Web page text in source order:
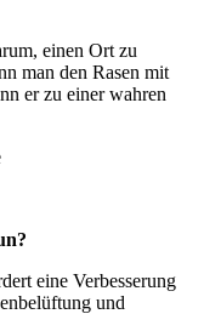
einen Ort zu
man den Rasen mit
er zu einer wahren
eine Verbesserung
und